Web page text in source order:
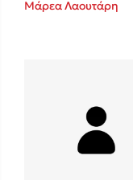
Μάρεα Λαουτάρη